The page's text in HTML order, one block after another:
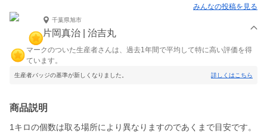
みんなの投稿を見る
千葉県旭市
片岡真治 | 治吉丸
マークのついた生産者さんは、過去1年間で平均して特に高い評価を得
ています。
生産者バッジの基準が新しくなりました。 詳しくはこちら
商品説明
1キロの個数は取る場所により異なりますのであくまで目安です。